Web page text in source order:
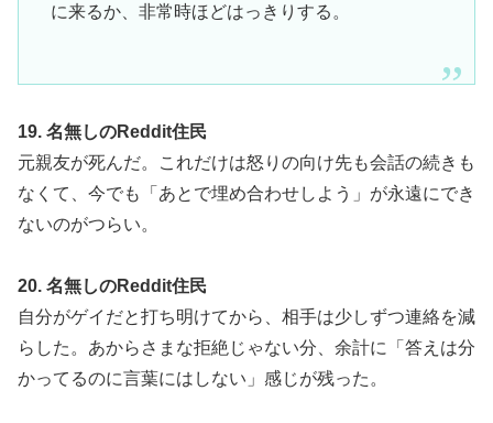
に来るか、非常時ほどはっきりする。
19. 名無しのReddit住民
元親友が死んだ。これだけは怒りの向け先も会話の続きも
なくて、今でも「あとで埋め合わせしよう」が永遠にでき
ないのがつらい。
20. 名無しのReddit住民
自分がゲイだと打ち明けてから、相手は少しずつ連絡を減
らした。あからさまな拒絶じゃない分、余計に「答えは分
かってるのに言葉にはしない」感じが残った。